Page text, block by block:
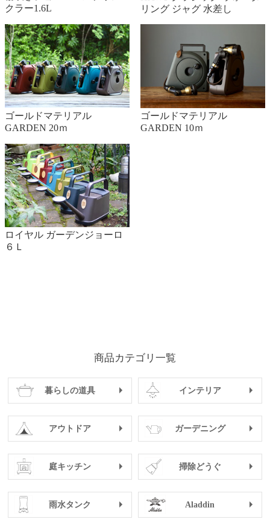
クラー1.6L
リング ジャグ 水差し
ゴールドマテリアル
GARDEN 20ｍ
ゴールドマテリアル
GARDEN 10ｍ
ロイヤル ガーデンジョーロ
６Ｌ
商品カテゴリ一覧
暮らしの道具 インテリア
アウトドア ガーデニング
庭キッチン 掃除どうぐ
雨水タンク Aladdin